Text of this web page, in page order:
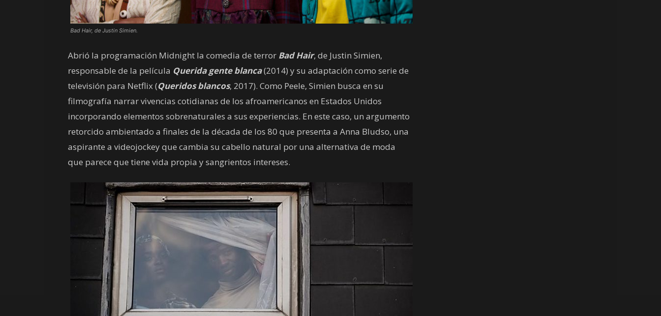
Bad Hair, de Justin Simien.
Abrió la programación Midnight la comedia de terror Bad Hair, de Justin Simien,
responsable de la película Querida gente blanca(2014) y su adaptación como serie de
televisión para Netflix (Queridos blancos, 2017). Como Peele, Simien busca en su
filmografía narrar vivencias cotidianas de los afroamericanos en Estados Unidos
incorporando elementos sobrenaturales a sus experiencias. En este caso, un argumento
retorcido ambientado a finales de la década de los 80 que presenta a Anna Bludso, una
aspirante a videojockey que cambia su cabello natural por una alternativa de moda
que parece que tiene vida propia y sangrientos intereses.